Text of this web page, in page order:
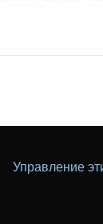
Управление